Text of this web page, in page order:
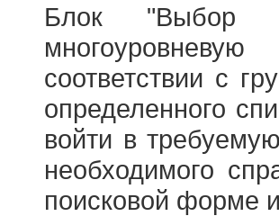
Блок "Выбор
соответствии с
определенного
войти в
необходимого
поисковой форме